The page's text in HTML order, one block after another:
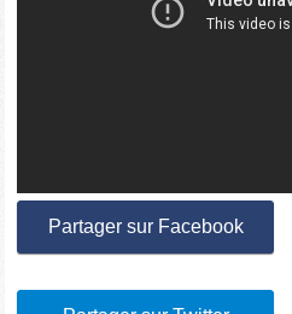
Partager sur Facebook